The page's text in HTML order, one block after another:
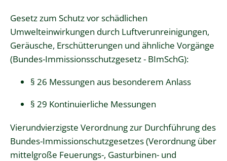
Gesetz zum Schutz vor schädlichen
Umwelteinwirkungen durch Luftverunreinigungen,
Geräusche, Erschütterungen und ähnliche Vorgänge
(Bundes-Immissionsschutzgesetz - BImSchG):
§ 26 Messungen aus besonderem Anlass
§ 29 Kontinuierliche Messungen
Vierundvierzigste Verordnung zur Durchführung des
Bundes-Immissionschutzgesetzes (Verordnung über
mittelgroße Feuerungs-, Gasturbinen- und